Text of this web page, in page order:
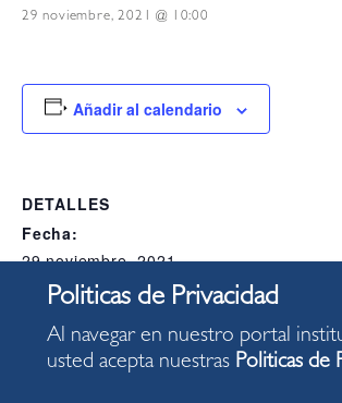
29 noviembre, 2021 @ 10:00
Añadir al calendario
DETALLES
Fecha:
29 noviembre, 2021
Hora:
Categoría del Evento:
Alcaldia
Al navegar en nuestro portal
usted acepta nuestras Politicas de